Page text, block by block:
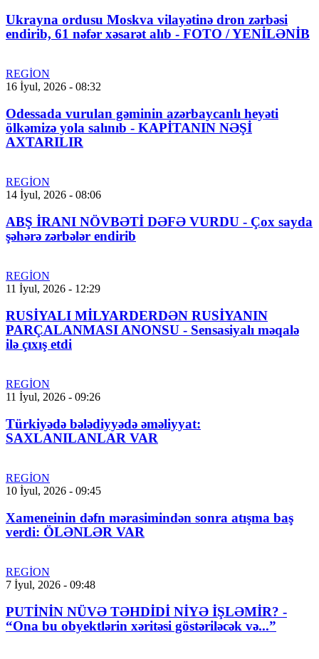
Ukrayna ordusu Moskva vilayətinə dron zərbəsi
endirib, 61 nəfər xəsarət alıb - FOTO / YENİLƏNİB
REGİON
16 İyul, 2026 - 08:32
Odessada vurulan gəminin azərbaycanlı heyəti
ölkəmizə yola salınıb - KAPİTANIN NƏŞİ
AXTARILIR
REGİON
14 İyul, 2026 - 08:06
ABŞ İRANI NÖVBƏTİ DƏFƏ VURDU - Çox sayda
şəhərə zərbələr endirib
REGİON
11 İyul, 2026 - 12:29
RUSİYALI MİLYARDERDƏN RUSİYANIN
PARÇALANMASI ANONSU - Sensasiyalı məqalə
ilə çıxış etdi
REGİON
11 İyul, 2026 - 09:26
Türkiyədə bələdiyyədə əməliyyat:
SAXLANILANLAR VAR
REGİON
10 İyul, 2026 - 09:45
Xameneinin dəfn mərasimindən sonra atışma baş
verdi: ÖLƏNLƏR VAR
REGİON
7 İyul, 2026 - 09:48
PUTİNİN NÜVƏ TƏHDİDİ NİYƏ İŞLƏMİR? -
“Ona bu obyektlərin xəritəsi göstəriləcək və...”